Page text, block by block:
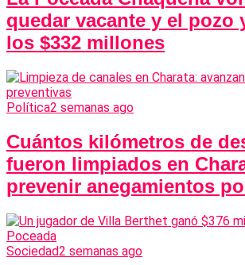
quedar vacante y el pozo
los $332 millones
Política2 semanas ago
Cuántos kilómetros de
fueron limpiados en
prevenir anegamientos
Sociedad2 semanas ago